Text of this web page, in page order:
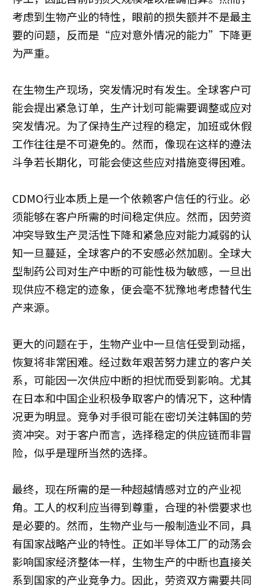
考虑到生物产业的特性，眼前的损失额并不是最主
要的问题，反而是“应对意外情况的能力”下降更
为严重。
在生物生产现场，突发情况时有发生。全球客户可
能会提出紧急订单，生产计划可能需要调整或应对
突发情况。为了保持生产过程的稳定，加班或休假
工作往往是不可避免的。然而，像现在这样的遵法
斗争若长期化，可能会使这些应对措施变得困难。
CDMO行业本质上是一个依赖客户信任的行业。必
须能够在客户所需的时间稳定供应。然而，因劳资
冲突导致生产灵活性下降和紧急应对能力减弱的认
知一旦蔓延，全球客户的不安感必然加剧。全球大
型制药公司对生产中断的可能性极为敏感，一旦出
现供应不稳定的迹象，便会毫不犹豫地考虑替代生
产来源。
更大的问题在于，生物产业中一旦信任受到动摇，
恢复将非常困难。经过数年艰苦努力建立的客户关
系，可能因一次供应中断的担忧而受到影响。尤其
在日本和中国企业积极争取客户的情况下，这种情
况更为明显。竞争对手很可能在密切关注韩国的劳
资冲突。对于客户而言，选择稳定的供应链而非冒
险，似乎是理所当然的选择。
最终，现在所需的是一种超越情感对立的产业视
角。工人的权利应当得到尊重，合理的补偿要求也
是必要的。然而，生物产业与一般制造业不同，具
有国家战略产业的特性。正如半导体工厂的动荡会
影响国家经济整体一样，生物生产的中断也直接关
系到国家的产业竞争力。因此，劳资双方需要共同